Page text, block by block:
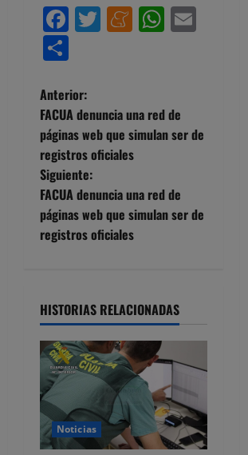
Facebook
Twitter
Meneame
N
a
v
e
g
c
i
ó
n
d
Anterior:
FACUA denuncia una red de
páginas web que simulan ser de
registros oficiales
Siguiente:
FACUA denuncia una red de
páginas web que simulan ser de
registros oficiales
HISTORIAS RELACIONADAS
Noticias